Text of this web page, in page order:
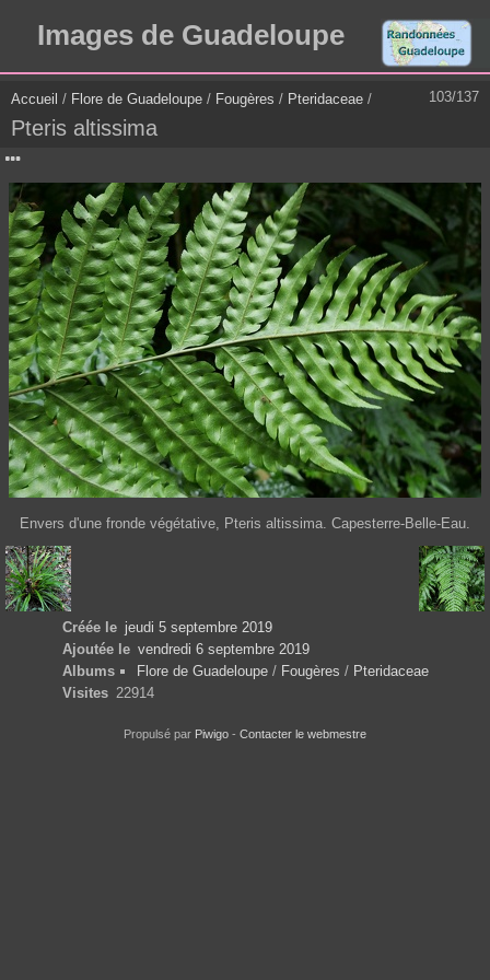
Images de Guadeloupe
103/137
Accueil / Flore de Guadeloupe / Fougères / Pteridaceae /
Pteris altissima
Envers d'une fronde végétative, Pteris altissima. Capesterre-Belle-Eau.
Créée le jeudi 5 septembre 2019
Ajoutée le vendredi 6 septembre 2019
Albums
Flore de Guadeloupe/ Fougères / Pteridaceae
Visites 22914
Propulsé par Piwigo - Contacter le webmestre